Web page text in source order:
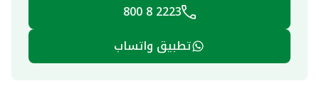
2223 8 800
تطبيق واتساب